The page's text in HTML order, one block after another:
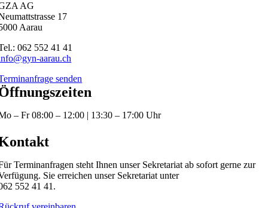
AG
17
Aarau
062 552 41 41
aarau.ch
senden
– Fr 08:00 – 12:00 | 13:30 – 17:00 Uhr
Terminanfragen steht Ihnen unser Sekretariat ab sofort gerne zur
Sie erreichen unser Sekretariat unter
552 41 41.